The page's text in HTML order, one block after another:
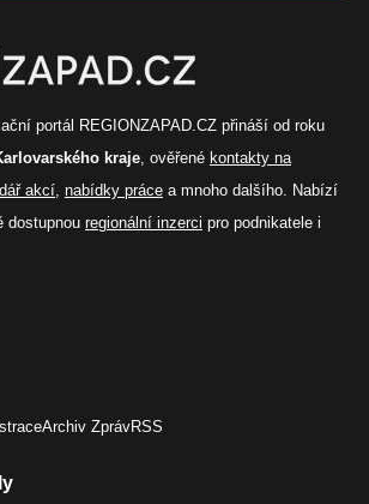
portál REGIONZAPAD.CZ přináší od roku
kraje, ověřené kontakty na
akcí, nabídky práce a mnoho dalšího. Nabízí
dostupnou regionální inzerci pro podnikatele i
Archiv ZprávRSS